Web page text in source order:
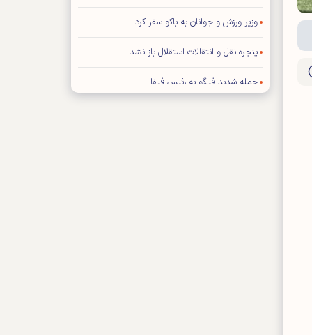
وزیر ورزش و جوانان به باکو سفر کرد
پنجره نقل و انتقالات استقلال باز نشد
حمله شدید فیگو به رئیس فیفا